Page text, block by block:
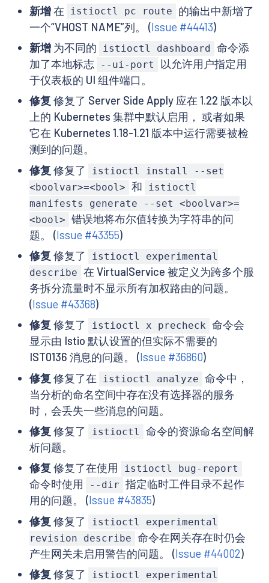
新增在 istioctl pc route
的输出中新增了
一个“VHOST NAME”列。 (Issue #44413)
新增为不同的 istioctl dashboard 命令添
加了本地标志
--ui-port
以允许用户指定用
于仪表板的 UI 组件端口。
修复 修复了 Server Side Apply 应在 1.22 版本以
上的 Kubernetes 集群中默认启用， 或者如果
它在 Kubernetes 1.18-1.21 版本中运行需要被检
测到的问题。
修复 修复了
istioctl install --set
<boolvar>=<bool> 和
istioctl
manifests generate --set <boolvar>=
<bool> 错误地将布尔值转换为字符串的问
题。 (Issue #43355)
修复 修复了
istioctl experimental
describe 在 VirtualService 被定义为跨多个服
务拆分流量时不显示所有加权路由的问题。
(Issue #43368)
修复 修复了 istioctl x precheck 命令会
显示由 Istio 默认设置的但实际不需要的
IST0136 消息的问题。 (Issue #36860)
修复 修复了在 istioctl analyze 命令中，
当分析的命名空间中存在没有选择器的服务
时，会丢失一些消息的问题。
修复 修复了 istioctl
命令的资源命名空间解
析问题。
修复 修复了在使用 istioctl bug-report
命令时使用 --dir 指定临时工件目录不起作
用的问题。 (Issue #43835)
修复 修复了
istioctl experimental
revision describe 命令在网关存在时仍会
产生网关未启用警告的问题。 (Issue #44002)
修复 修复了
istioctl experimental